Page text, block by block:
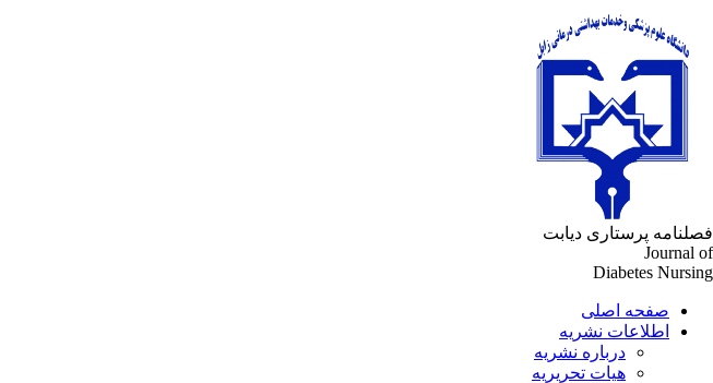
فصلنامه پرستاری دیابت
Journal of
Diabetes Nursing
صفحه اصلی
اطلاعات نشریه
درباره نشریه
هیات تحریریه